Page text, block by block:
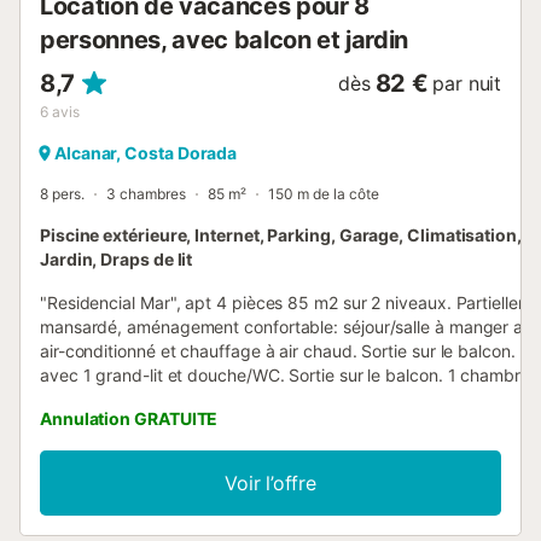
Location de vacances pour 8
personnes, avec balcon et jardin
8,7
6 avis
dès 82 € par nuit
Alcanar, Costa Dorada
8 pers. 3 chambres 85 m² 150 m de la côte
Piscine extérieure, Internet, Parking, Garage, Climatisation,
Jardin, Draps de lit
"Residencial Mar", apt 4 pièces 85 m2 sur 2 niveaux.
mansardé, aménagement confortable: séjour/salle à manger
air-conditionné et chauffage à air chaud. Sortie sur le balcon. 1
avec 1 grand-lit et douche/WC. Sortie sur le balcon. 1 chambre
congélateur, cafetière électrique). Douche/WC. À l'étage
mansardé 1 chambre avec 2 lits (90 cm, longueur 190 cm), 2 lits
gigognes (1 pers. 2 x 90 cm, longueur 190 cm), douche/WC et
conditionné. Sortie sur le balcon. A disposition: Internet
WIFI). HUTTE003130 // Reg. Nr.:
Annulation GRATUITE
Voir l’offre